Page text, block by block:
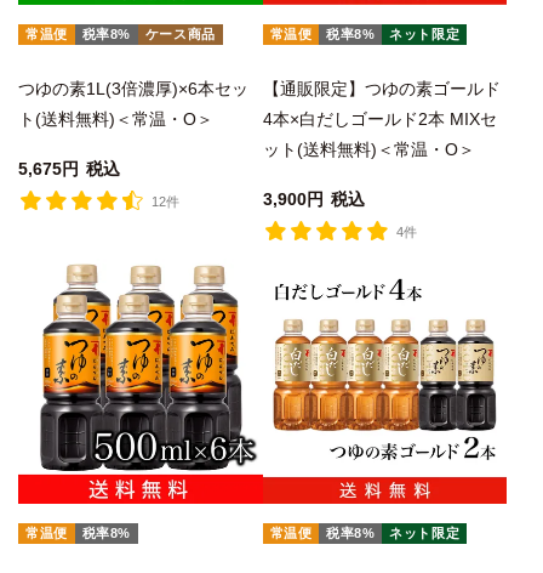
常温便 税率8% ケース商品
つゆの素1L(3倍濃厚)×6本セッ
ト(送料無料)＜常温・O＞
5,675 税込
12件
常温便 税率8% ネット限定
【通販限定】つゆの素ゴールド
4本×白だしゴールド2本 MIXセ
ット(送料無料)＜常温・O＞
3,900 税込
4件
常温便 税率8% 常温便 税率8% ネット限定